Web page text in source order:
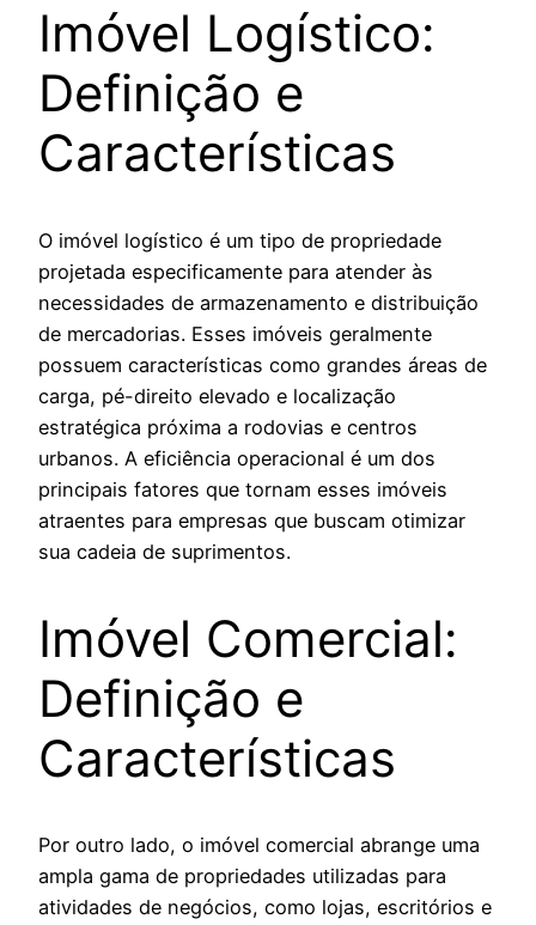
Imóvel Logístico:
Definição e
Características
O imóvel logístico é um tipo de propriedade
projetada especificamente para atender às
necessidades de armazenamento e distribuição
de mercadorias. Esses imóveis geralmente
possuem características como grandes áreas de
carga, pé-direito elevado e localização
estratégica próxima a rodovias e centros
urbanos. A eficiência operacional é um dos
principais fatores que tornam esses imóveis
atraentes para empresas que buscam otimizar
sua cadeia de suprimentos.
Imóvel Comercial:
Definição e
Características
Por outro lado, o imóvel comercial abrange uma
ampla gama de propriedades utilizadas para
atividades de negócios, como lojas, escritórios e